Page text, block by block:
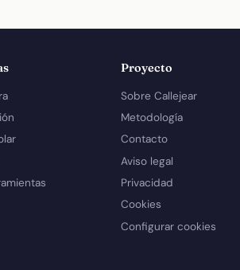
Proyecto
Sobre Callejear
Metodología
Contacto
Aviso legal
Privacidad
Cookies
Configurar cookies